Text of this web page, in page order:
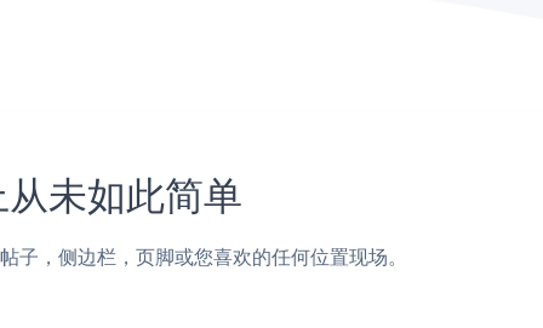
未如此简单
，侧边栏，页脚或您喜欢的任何位置现场。